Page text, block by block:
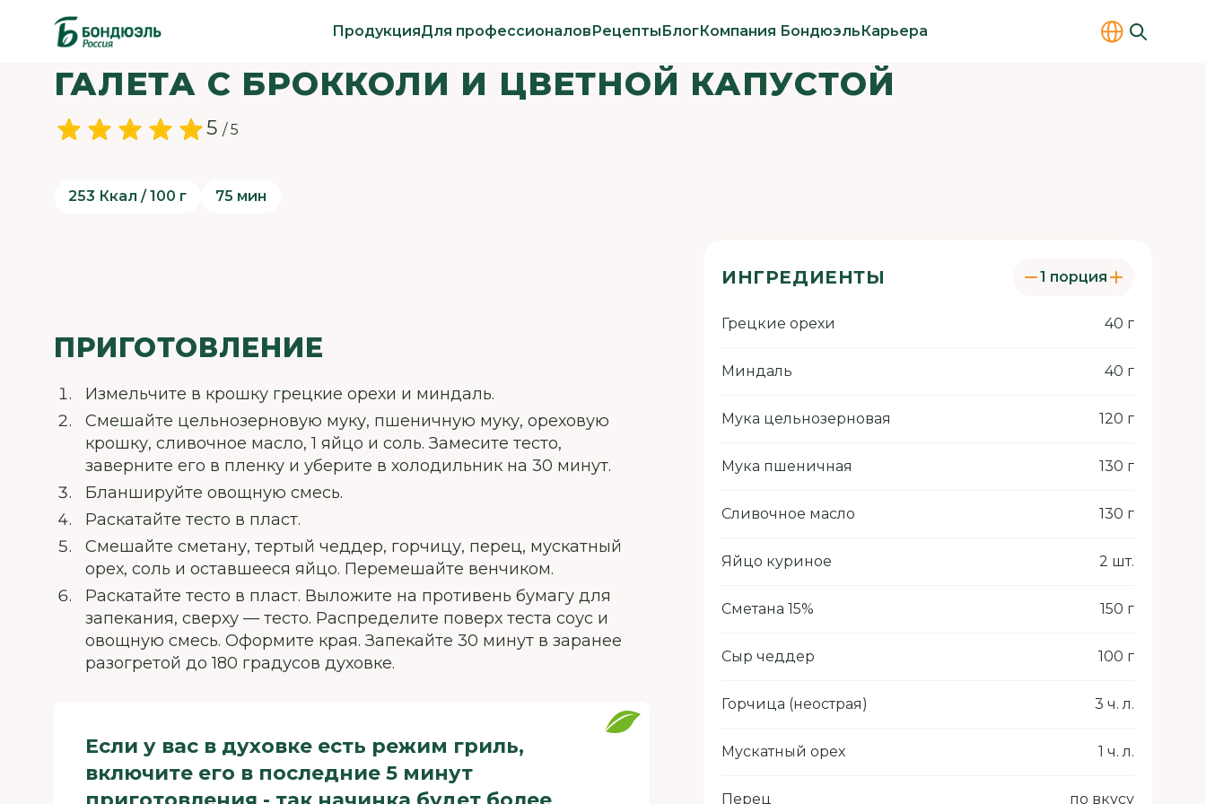
ПродукцияДля профессионаловРецептыБлогКомпания БондюэльКарьера
ГАЛЕТА С БРОККОЛИ И ЦВЕТНОЙ КАПУСТОЙ
5 / 5
253 Ккал / 100 г 75 мин
ИНГРЕДИЕНТЫ 1 порция
Грецкие орехи 40 г
Миндаль 40 г
Мука цельнозерновая 120 г
Мука пшеничная 130 г
Сливочное масло 130 г
Яйцо куриное 2 шт.
Сметана 15% 150 г
Сыр чеддер 100 г
Горчица (неострая) 3 ч. л.
Мускатный орех 1 ч. л.
Перец по вкусу
ПРИГОТОВЛЕНИЕ
Измельчите в крошку грецкие орехи и миндаль.
Смешайте цельнозерновую муку, пшеничную муку, ореховую
крошку, сливочное масло, 1 яйцо и соль. Замесите тесто,
заверните его в пленку и уберите в холодильник на 30 минут.
Бланшируйте овощную смесь.
Раскатайте тесто в пласт.
Смешайте сметану, тертый чеддер, горчицу, перец, мускатный
орех, соль и оставшееся яйцо. Перемешайте венчиком.
Раскатайте тесто в пласт. Выложите на противень бумагу для
запекания, сверху — тесто. Распределите поверх теста соус и
овощную смесь. Оформите края. Запекайте 30 минут в заранее
разогретой до 180 градусов духовке.
Если у вас в духовке есть режим гриль,
включите его в последние 5 минут